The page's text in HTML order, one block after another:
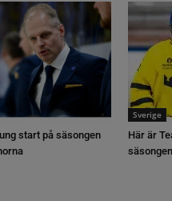
start på säsongen
Sverige
Här är
säsongen